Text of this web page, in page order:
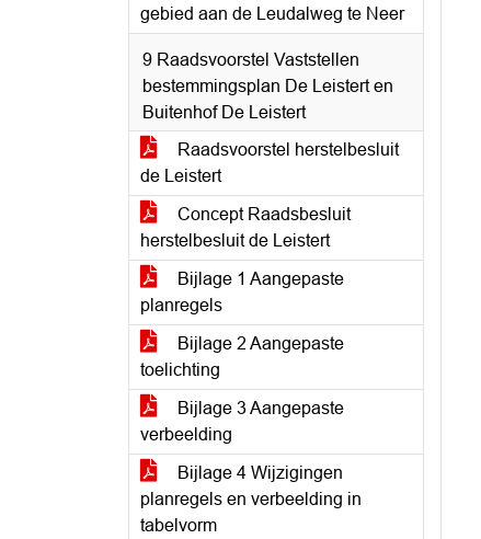
gebied aan de Leudalweg te Neer
9 Raadsvoorstel Vaststellen
bestemmingsplan De Leistert en
Buitenhof De Leistert
Raadsvoorstel herstelbesluit
de Leistert
Concept Raadsbesluit
herstelbesluit de Leistert
Bijlage 1 Aangepaste
planregels
Bijlage 2 Aangepaste
toelichting
Bijlage 3 Aangepaste
verbeelding
Bijlage 4 Wijzigingen
planregels en verbeelding in
tabelvorm